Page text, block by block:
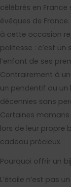
célébrés en
évêques de
à cette occasion
politesse : c’est
l’enfant de ses
Contrairement à
un pendentif ou
décennies sans
Certaines
lors de leur propre
cadeau précieux.
Pourquoi offrir un
L’étoile n’est pas